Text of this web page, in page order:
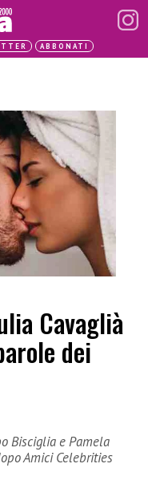
ABBONATI
Cavaglià
dei
Bisciglia e Pamela
Amici Celebrities